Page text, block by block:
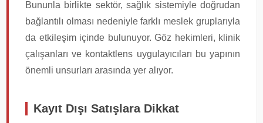
Bununla birlikte sektör, sağlık sistemiyle doğrudan
bağlantılı olması nedeniyle farklı meslek gruplarıyla
da etkileşim içinde bulunuyor. Göz hekimleri, klinik
çalışanları ve kontaktlens uygulayıcıları bu yapının
önemli unsurları arasında yer alıyor.
Kayıt Dışı Satışlara Dikkat